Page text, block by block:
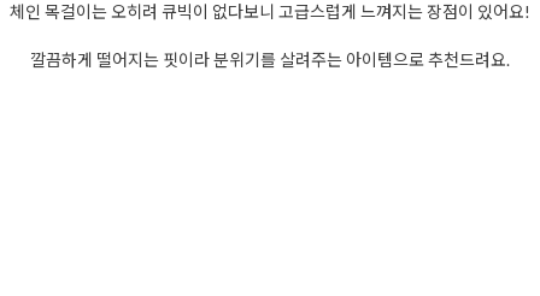
체인 목걸이는 오히려 큐빅이 없다보니 고급스럽게 느껴지는 장점이 있어요!
깔끔하게 떨어지는 핏이라 분위기를 살려주는 아이템으로 추천드려요.